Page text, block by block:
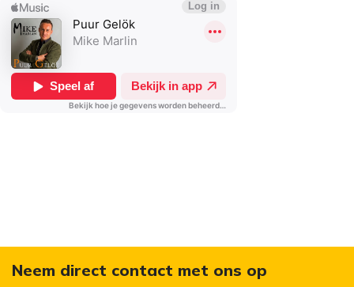
Neem direct contact met ons op